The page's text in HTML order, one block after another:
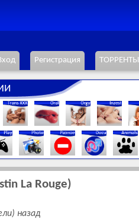
Регистрация ТОРРЕНТЫ
La Rouge)
назад